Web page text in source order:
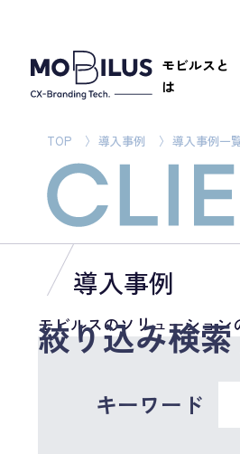
モビルスと
は
TOP 導入事例 導入事例一
導入事例
モビルスのソリューション
絞り込み検索
キーワード